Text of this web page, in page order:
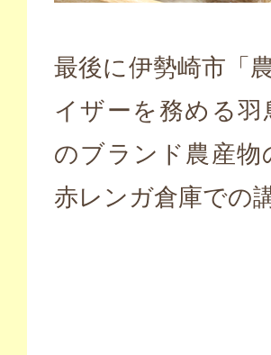
最後に伊勢崎市「
イザーを務める
のブランド農産
赤レンガ倉庫での